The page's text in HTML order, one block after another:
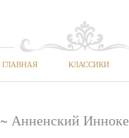
ГЛАВНАЯ КЛАССИКИ
~ Анненский